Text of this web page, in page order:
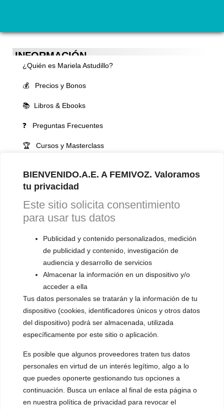
BIENVENIDO.A.E. A FEMIVOZ. Valoramos
tu privacidad
Este sitio solicita consentimiento
para usar tus datos
Publicidad y contenido personalizados, medición
de publicidad y contenido, investigación de
audiencia y desarrollo de servicios
Almacenar la información en un dispositivo y/o
acceder a ella
Tus datos personales se tratarán y la información de tu
dispositivo (cookies, identificadores únicos y otros datos
del dispositivo) podrá ser almacenada, utilizada
específicamente por este sitio o aplicación.
Es posible que algunos proveedores traten tus datos
personales en virtud de un interés legítimo, algo a lo
que puedes oponerte gestionando tus opciones a
continuación. Busca un enlace al final de esta página o
en nuestra política de privacidad para revocar el
INFORMACIÓN
¿Quién es Mariela Astudillo?
💰 Precios y Bonos
📚 Libros & Ebooks
❓ Preguntas Frecuentes
🏆 Cursos y Masterclass
VOCES LGBTQIA+ 🏳️‍🌈
▪️ Feminización de la voz
▪️ Masculinización de la voz
▪️ Neutralización de la voz
▪️ Dualización de la voz
▪️ Androginización de la voz
OTRAS SESIONES
▪️ Caracterización de la voz
▪️ Voz virilizada por esteroides
▪️ Modificación del acento
🟥 CIRUGÍA: Glotoplastia
CONTACTO Y CITAS
✅Pide tu CITA ONLINE